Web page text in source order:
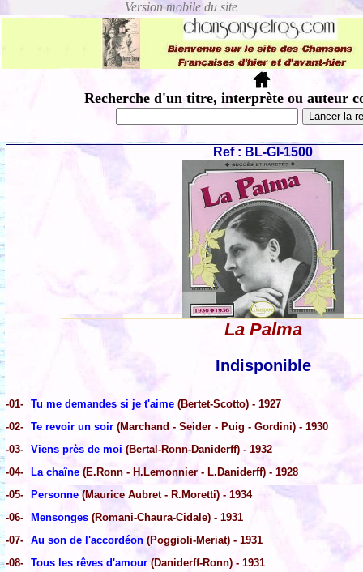
Recherche d'un titre, interprète ou auteur
Ref : BL-GI-1500
La Palma
Indisponible
-01- Tu me demandes si je t'aime (Bertet-Scotto) - 1927
-02- Te revoir un soir (Marchand - Seider - Puig - Gordini) - 1930
-03- Viens près de moi (Bertal-Ronn-Daniderff) - 1932
-04- La chaîne (E.Ronn - H.Lemonnier - L.Daniderff) - 1928
-05- Personne (Maurice Aubret - R.Moretti) - 1934
-06- Mensonges (Romani-Chaura-Cidale) - 1931
-07- Au son de l'accordéon (Poggioli-Meriat) - 1931
-08- Tous les rêves d'amour (Daniderff-Ronn) - 1931